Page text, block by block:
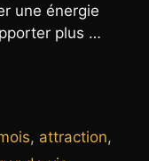
une énergie
plus …
, attraction,